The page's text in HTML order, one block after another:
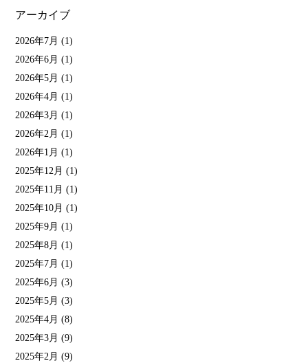
アーカイブ
2026年7月 (1)
2026年6月 (1)
2026年5月 (1)
2026年4月 (1)
2026年3月 (1)
2026年2月 (1)
2026年1月 (1)
2025年12月 (1)
2025年11月 (1)
2025年10月 (1)
2025年9月 (1)
2025年8月 (1)
2025年7月 (1)
2025年6月 (3)
2025年5月 (3)
2025年4月 (8)
2025年3月 (9)
2025年2月 (9)